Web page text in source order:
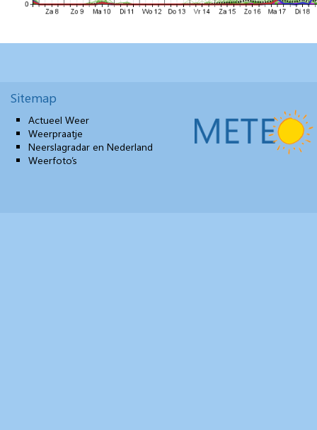
Sitemap
Actueel Weer
Weerpraatje
Neerslagradar en Nederland
Weerfoto’s